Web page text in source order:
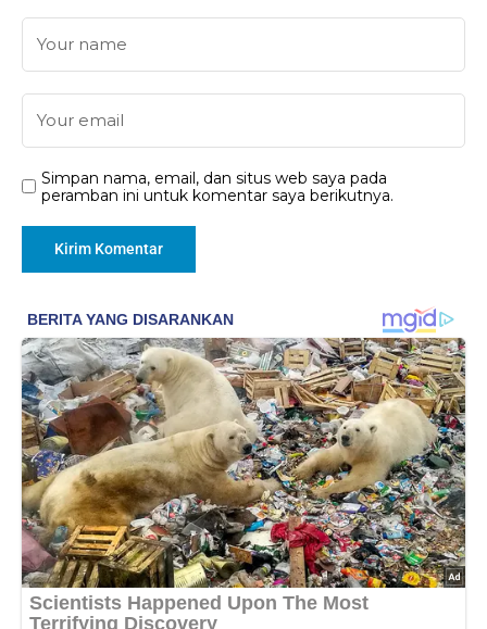
Simpan nama, email, dan situs web saya pada
peramban ini untuk komentar saya berikutnya.